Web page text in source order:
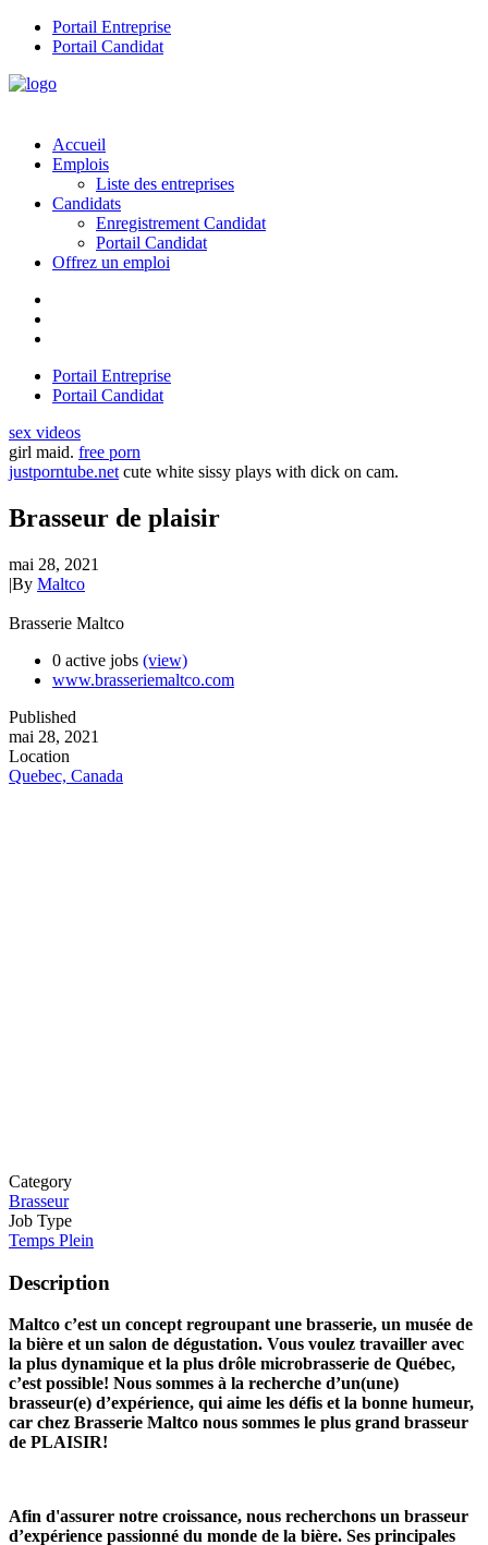
Portail Entreprise
Portail Candidat
Accueil
Emplois
Liste des entreprises
Candidats
Enregistrement Candidat
Portail Candidat
Offrez un emploi
Portail Entreprise
Portail Candidat
sex videos
girl maid. free porn
justporntube.net cute white sissy plays with dick on cam.
Brasseur de plaisir
mai 28, 2021
|By Maltco
Brasserie Maltco
0 active jobs (view)
www.brasseriemaltco.com
Published
mai 28, 2021
Location
Quebec, Canada
Category
Brasseur
Job Type
Temps Plein
Description
Maltco c’est un concept regroupant une brasserie, un musée de
la bière et un salon de dégustation. Vous voulez travailler avec
la plus dynamique et la plus drôle microbrasserie de Québec,
c’est possible! Nous sommes à la recherche d’un(une)
brasseur(e) d’expérience, qui aime les défis et la bonne humeur,
car chez Brasserie Maltco nous sommes le plus grand brasseur
de PLAISIR!
Afin d'assurer notre croissance, nous recherchons un brasseur
d’expérience passionné du monde de la bière. Ses principales